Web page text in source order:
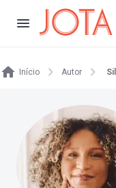
Início Autor